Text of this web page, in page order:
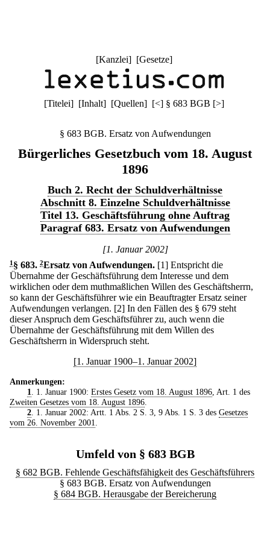
[Kanzlei] [Gesetze]
[Titelei] [Inhalt] [Quellen] [<] § 683 BGB [>]
§ 683 BGB. Ersatz von Aufwendungen
Bürgerliches Gesetzbuch vom 18. August
1896
Buch 2. Recht der Schuldverhältnisse
Abschnitt 8. Einzelne Schuldverhältnisse
Titel 13. Geschäftsführung ohne Auftrag
Paragraf 683. Ersatz von Aufwendungen
[1. Januar 2002]
1 § 683. 2Ersatz von Aufwendungen. [1] Entspricht die
Übernahme der Geschäftsführung dem Interesse und dem
wirklichen oder dem muthmaßlichen Willen des Geschäftsherrn,
so kann der Geschäftsführer wie ein Beauftragter Ersatz seiner
Aufwendungen verlangen. [2] In den Fällen des § 679 steht
dieser Anspruch dem Geschäftsführer zu, auch wenn die
Übernahme der Geschäftsführung mit dem Willen des
Geschäftsherrn in Widerspruch steht.
[1. Januar 1900–1. Januar 2002]
Anmerkungen:
1
. 1. Januar 1900: Erstes Gesetz vom 18. August 1896, Art. 1 des
Zweiten Gesetzes vom 18. August 1896
2. 1. Januar 2002: Artt. 1 Abs. 2 S. 3, 9 Abs. 1 S. 3 des Gesetzes
vom 26. November 2001
Umfeld von § 683 BGB
§ 682 BGB. Fehlende Geschäftsfähigkeit des Geschäftsführers
§ 683 BGB. Ersatz von Aufwendungen
§ 684 BGB. Herausgabe der Bereicherung